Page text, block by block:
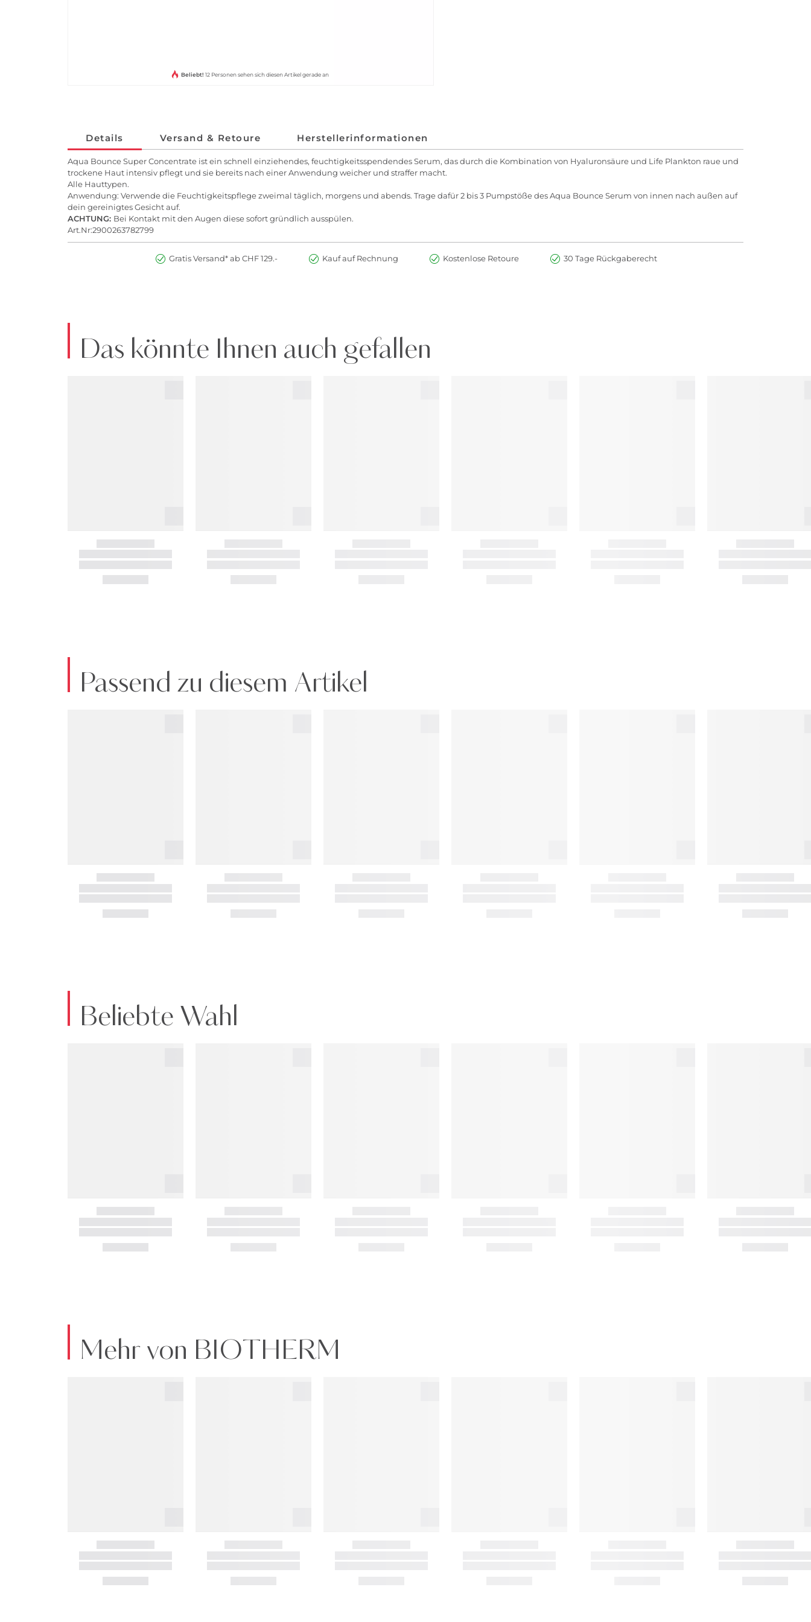
Beliebt! 12 Personen sehen sich diesen Artikel gerade an
Details Versand & Retoure Herstellerinformationen
Aqua Bounce Super Concentrate ist ein schnell einziehendes, feuchtigkeitsspendendes Serum, das durch die Kombination von Hyaluronsäure und Life Plankton raue und
trockene Haut intensiv pflegt und sie bereits nach einer Anwendung weicher und straffer macht.
Alle Hauttypen.
Anwendung: Verwende die Feuchtigkeitspflege zweimal täglich, morgens und abends. Trage dafür 2 bis 3 Pumpstöße des Aqua Bounce Serum von innen nach außen auf
dein gereinigtes Gesicht auf.
ACHTUNG: Bei Kontakt mit den Augen diese sofort gründlich ausspülen.
Art.Nr:2900263782799
Gratis Versand* ab CHF 129.- Kauf auf Rechnung Kostenlose Retoure 30 Tage Rückgaberecht
Das könnte Ihnen auch gefallen
Passend zu diesem Artikel
Beliebte Wahl
Mehr von BIOTHERM